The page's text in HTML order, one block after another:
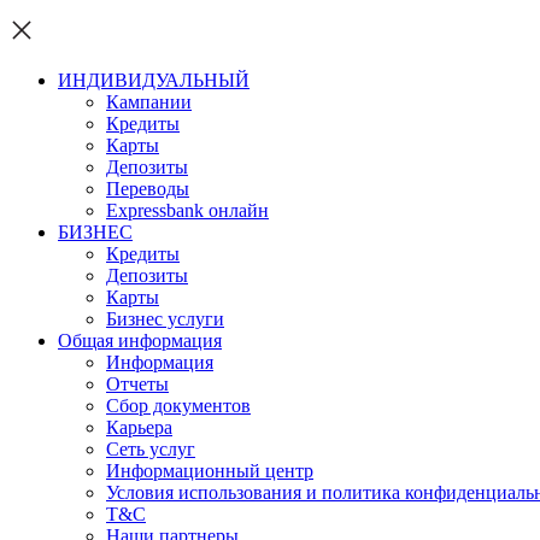
ИНДИВИДУАЛЬНЫЙ
Кампании
Кредиты
Карты
Депозиты
Переводы
Expressbank онлайн
БИЗНЕС
Кредиты
Депозиты
Карты
Бизнес услуги
Общая информация
Информация
Отчеты
Сбор документов
Карьера
Сеть услуг
Информационный центр
Условия использования и политика
T&C
Наши партнеры